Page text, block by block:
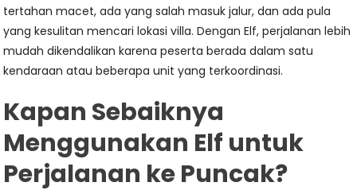
tertahan macet, ada yang salah masuk jalur, dan ada pula
yang kesulitan mencari lokasi villa. Dengan Elf, perjalanan lebih
mudah dikendalikan karena peserta berada dalam satu
kendaraan atau beberapa unit yang terkoordinasi.
Kapan Sebaiknya
Menggunakan Elf untuk
Perjalanan ke Puncak?